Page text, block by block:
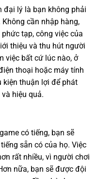
đại lý là bạn không phải
cần nhập hàng,
tạp, công việc của
thiệu và thu hút người
việc bất cứ lúc nào, ở
thoại hoặc máy tính
kiện thuận lợi để phát
hiệu quả.
có tiếng, bạn sẽ
sẵn có của họ. Việc
rất nhiều, vì người chơi
nữa, bạn sẽ được đội